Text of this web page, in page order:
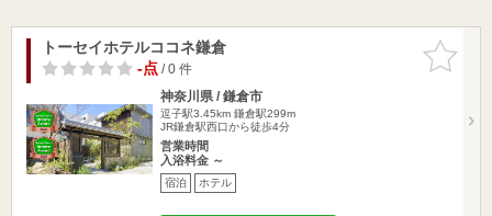
お気に入
りに追加
トーセイホテルココネ鎌倉
-点/ 0 件
神奈川県 / 鎌倉市
逗子駅3.45km 鎌倉駅299m
JR鎌倉駅西口から徒歩4分
営業時間
入浴料金 ～
宿泊 ホテル